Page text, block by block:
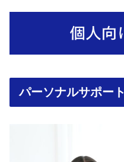
パーソナルサポート